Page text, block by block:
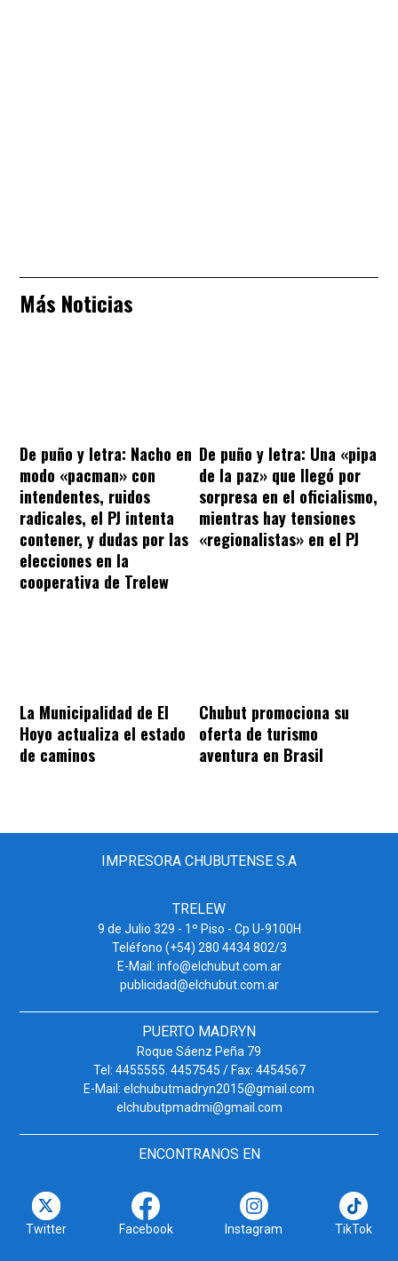
Más Noticias
De puño y letra: Nacho en
modo «pacman» con
intendentes, ruidos
radicales, el PJ intenta
contener, y dudas por las
elecciones en la
cooperativa de Trelew
De puño y letra: Una «pipa
de la paz» que llegó por
sorpresa en el oficialismo,
mientras hay tensiones
«regionalistas» en el PJ
La Municipalidad de El
Hoyo actualiza el estado
de caminos
Chubut promociona su
oferta de turismo
aventura en Brasil
IMPRESORA CHUBUTENSE S.A
TRELEW
9 de Julio 329 - 1º Piso - Cp U-9100H
Teléfono (+54) 280 4434 802/3
E-Mail: info@elchubut.com.ar
publicidad@elchubut.com.ar
PUERTO MADRYN
Roque Sáenz Peña 79
Tel: 4455555. 4457545 / Fax: 4454567
E-Mail: elchubutmadryn2015@gmail.com
elchubutpmadmi@gmail.com
ENCONTRANOS EN
Twitter Facebook Instagram TikTok